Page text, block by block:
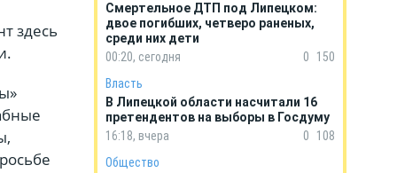
здесь
Смертельное ДТП под Липецком:
двое погибших, четверо раненых,
среди них дети
00:20, сегодня
0
150
Власть
В Липецкой области насчитали 16
претендентов на выборы в Госдуму
16:18, вчера
0
108
Общество